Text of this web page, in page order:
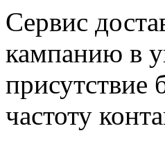
Сервис
кампанию в
присутствие
частоту